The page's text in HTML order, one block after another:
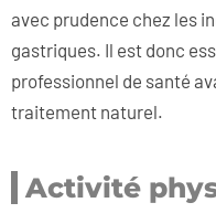
avec prudence chez les
gastriques. Il est donc
professionnel de santé
traitement naturel.
Activité